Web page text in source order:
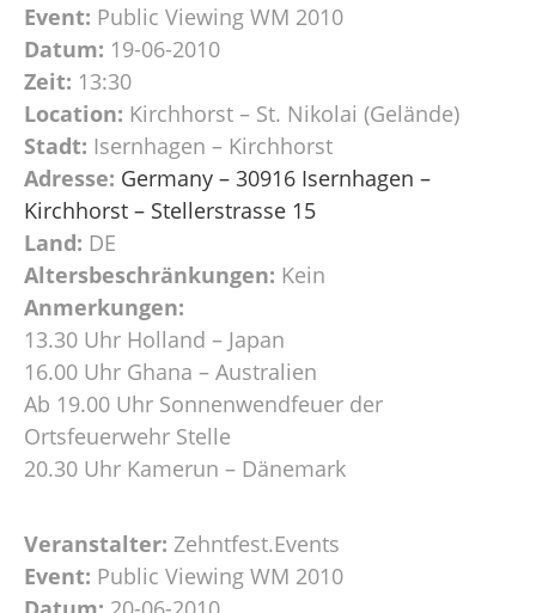
Event: Public Viewing WM 2010
Datum: 19-06-2010
Zeit: 13:30
Location: Kirchhorst – St. Nikolai (Gelände)
Stadt: Isernhagen – Kirchhorst
Adresse: Germany – 30916 Isernhagen –
Kirchhorst – Stellerstrasse 15
Land: DE
Altersbeschränkungen: Kein
Anmerkungen:
13.30 Uhr Holland – Japan
16.00 Uhr Ghana – Australien
Ab 19.00 Uhr Sonnenwendfeuer der
Ortsfeuerwehr Stelle
20.30 Uhr Kamerun – Dänemark
Veranstalter: Zehntfest.Events
Event: Public Viewing WM 2010